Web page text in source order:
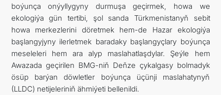
boýunça onýyllygyny durmuşa geçirmek, howa we
ekologiýa gün tertibi, şol sanda Türkmenistanyň sebit
howa merkezlerini döretmek hem-de Hazar ekologiýa
başlangyjyny ilerletmek baradaky başlangyçlary boýunça
meseleleri hem ara alyp maslahatlaşdylar. Şeýle hem
Awazada geçirilen BMG-niň Deňze çykalgasy bolmadyk
ösüp barýan döwletler boýunça üçünji maslahatynyň
(LLDC) netijeleriniň ähmiýeti bellenildi.